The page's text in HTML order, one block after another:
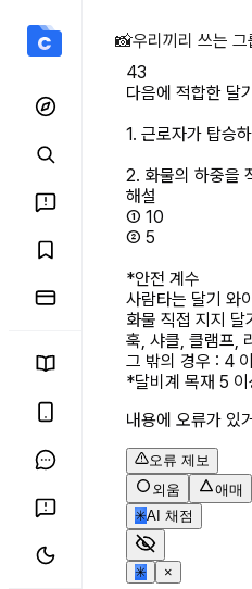
다음에
📸우리끼리 쓰는
43
다음에 적합한 달
1. 근로자가 탑승
2. 화물의 하중을
해설
① 10
② 5
*안전 계수
사람타는 달기 와
화물 직접 지지
훅, 샤클, 클램프,
그 밖의 경우 : 4
*달비계 목재 5
내용에 오류가 있
오류 제보
외움
애매
✳AI 채점
✳ ×